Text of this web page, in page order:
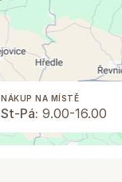
NÁKUP NA MÍSTĚ
St-Pá: 9.00-16.00